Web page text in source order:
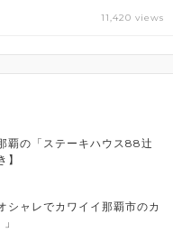
11,420 views
覇の「ステーキハウス88辻
シャレでカワイイ那覇市のカ